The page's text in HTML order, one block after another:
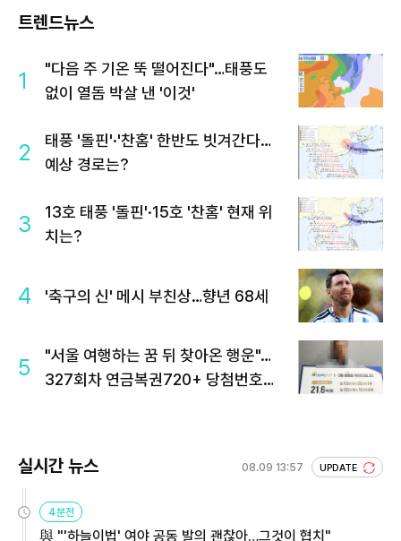
트렌드뉴스
1
"다음 주 기온 뚝 떨어진다"…태풍도
없이 열돔 박살 낸 '이것'
2
태풍 '돌핀'·'찬홈' 한반도 빗겨간다…
예상 경로는?
3
13호 태풍 '돌핀'·15호 '찬홈' 현재 위
치는?
4 '축구의 신' 메시 부친상…향년 68세
5
"서울 여행하는 꿈 뒤 찾아온 행운"…
327회차 연금복권720+ 당첨번호조
실시간 뉴스 08.09 13:57 UPDATE
4분전
與 "'하늘이법' 여야 공동 발의 괜찮아…그것이 협치"